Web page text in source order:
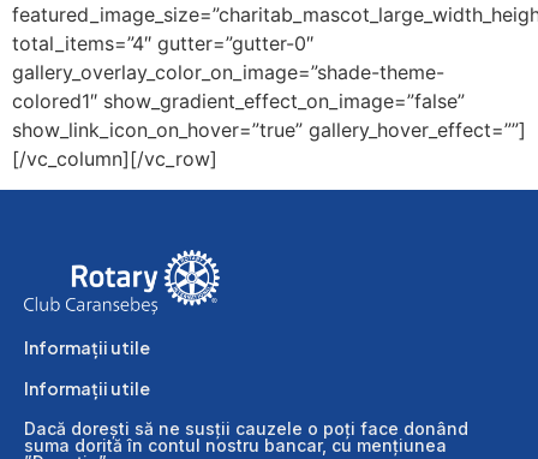
total_items=”4″ gutter=”gutter-0″
gallery_overlay_color_on_image=”shade-theme-
colored1″ show_gradient_effect_on_image=”false”
show_link_icon_on_hover=”true” gallery_hover_effect=””]
[/vc_column][/vc_row]
Informații utile
Informații utile
Dacă dorești să ne susții cauzele o poți face donând
suma dorită în contul nostru bancar, cu mențiunea